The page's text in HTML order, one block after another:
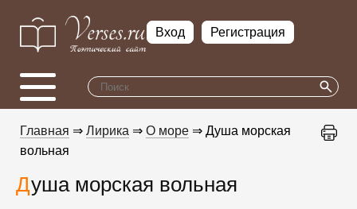
Вход Регистрация
Главная ⇒ Лирика ⇒ О море ⇒ Душа морская
вольная
Душа морская вольная